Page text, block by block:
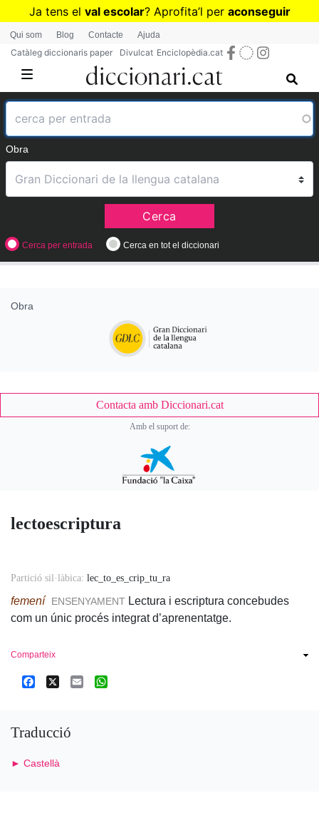
Vés
contingut
Ja tens el val escolar? Aprofita’l per aconseguir
diccionaris per a Primària o Secundària
Qui som Blog Contacte Ajuda
Catàleg diccionaris paper Divulcat Enciclopèdia.cat
Obra
Cerca
Cerca per entrada Cerca en tot el diccionari
lectoescriptura
Accessory
Partició sil·làbica: lec_to_es_crip_tu_ra
Body
femení ENSENYAMENT Lectura i escriptura concebudes
com un únic procés integrat d’aprenentatge.
Obra
Contacta amb Diccionari.cat
Amb el suport de:
Comparteix
Facebook Email
Traducció
► Castellà